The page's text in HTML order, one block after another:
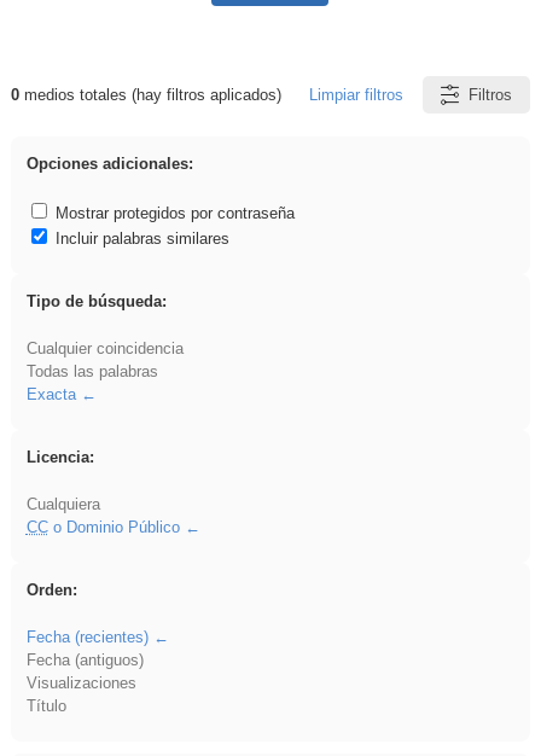
Resultados de: griega
0medios totales (hay filtros aplicados) Limpiar filtros Filtros
Opciones adicionales:
Mostrar protegidos por contraseña
Incluir palabras similares
Tipo de búsqueda:
Cualquier coincidencia
Todas las palabras
Exacta
Licencia:
Cualquiera
CCo Dominio Público
Orden:
Fecha (recientes)
Fecha (antiguos)
Visualizaciones
Título